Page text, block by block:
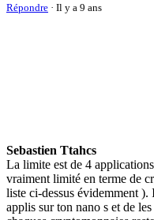
Répondre · Il y a 9 ans
Sebastien Ttahcs
La limite est de 4
vraiment limité en terme de
liste ci-dessus évidemment
applis sur ton nano s et de